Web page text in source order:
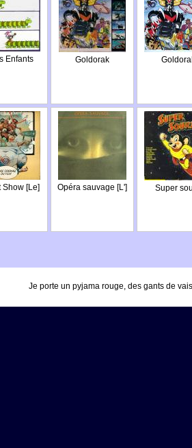
Enfants Goldorak
Show [Le] Opéra sauvage [L'] Super
Je porte un pyjama rouge, des gants de